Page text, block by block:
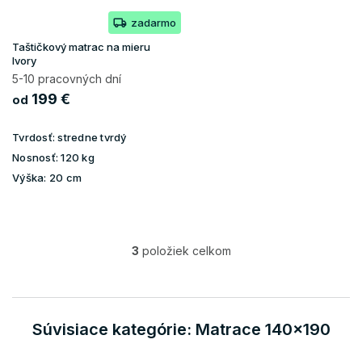
zadarmo
Taštičkový matrac na mieru
Ivory
5-10 pracovných dní
od 199 €
Tvrdosť: stredne tvrdý
Nosnosť: 120 kg
Výška: 20 cm
O
á
a
3 položiek celkom
Súvisiace kategórie: Matrace 140x190